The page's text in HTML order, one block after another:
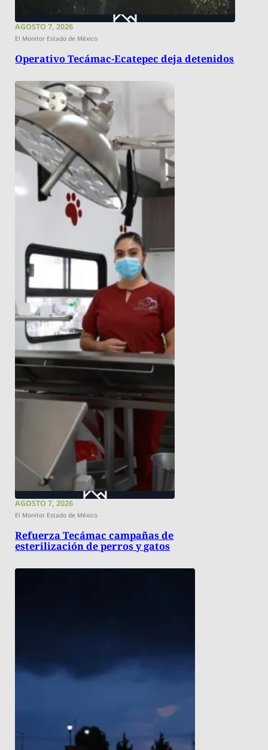
AGOSTO 7, 2026
El Monitor Estado de México
Operativo Tecámac-Ecatepec deja detenidos
AGOSTO 7, 2026
El Monitor Estado de México
Refuerza Tecámac campañas de
esterilización de perros y gatos